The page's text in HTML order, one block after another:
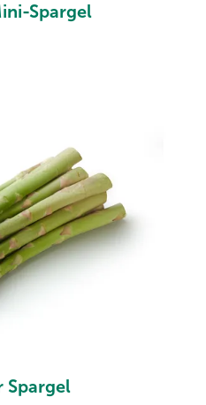
Spargel
Spargel